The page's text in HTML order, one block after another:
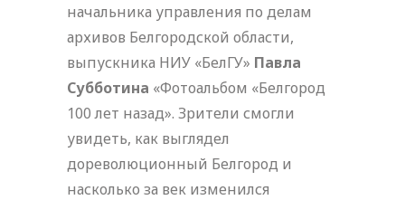
начальника управления по делам
архивов Белгородской области,
выпускника НИУ «БелГУ» Павла
Субботина «Фотоальбом «Белгород
100 лет назад». Зрители смогли
увидеть, как выглядел
дореволюционный Белгород и
насколько за век изменился